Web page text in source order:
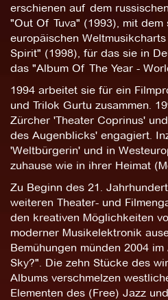
erschienen auf dem
"Out Of Tuva" (1993), mit dem
europäischen
Spirit" (1998), für das sie in
das "Album Of The Year -
1994 arbeitet sie für ein
und Trilok Gurtu zusammen.
Zürcher 'Theater Coprinus'
des Augenblicks' engagiert.
'Weltbürgerin' und in
zuhause wie in ihrer Heimat
Zu Beginn des 21.
weiteren Theater- und
den kreativen Möglichkeiten
moderner Musikelektronik
Bemühungen münden 2004
Sky?". Die zehn Stücke des
Albums verschmelzen
Elementen des (Free) Jazz